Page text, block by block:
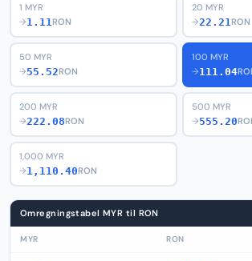
1 MYR
→1.11RON
20 MYR
→22.21RON
50 MYR
→55.52RON
100 MYR
→111.04
200 MYR
→222.08RON
500 MYR
→555.20
1,000 MYR
→1,110.40RON
Omregningstabel MYR til RON
MYR RON